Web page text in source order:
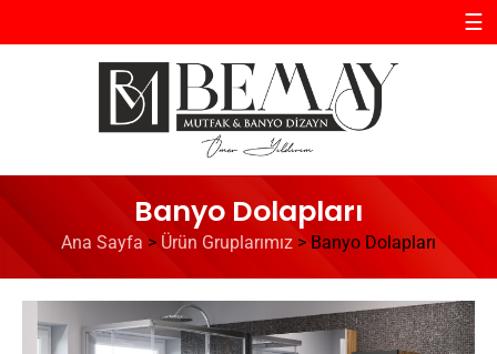
☰
Banyo Dolapları
Ana Sayfa > Ürün Gruplarımız > Banyo Dolapları